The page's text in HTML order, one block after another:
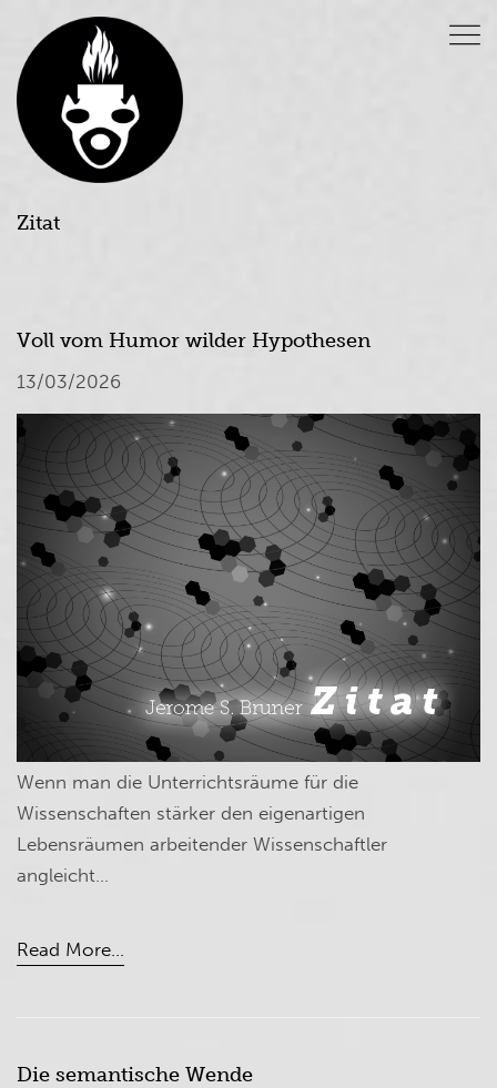
Zitat
Voll vom Humor wilder Hypothesen
13/03/2026
Wenn man die Unterrichtsräume für die
Wissenschaften stärker den eigenartigen
Lebensräumen arbeitender Wissenschaftler
angleicht…
Read More...
Die semantische Wende